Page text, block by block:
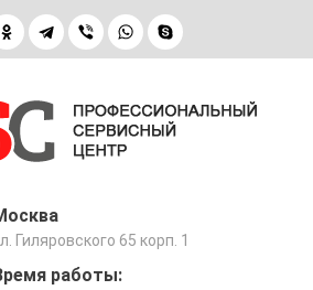
Гиляровского 65 корп. 1
работы: